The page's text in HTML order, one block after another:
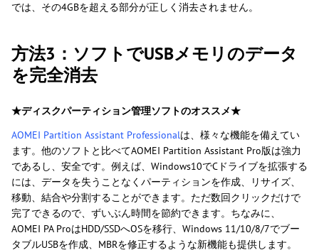
では、その4GBを超える部分が正しく消去されません。
方法3：ソフトでUSBメモリのデータ
を完全消去
★ディスクパーティション管理ソフトのオススメ★
AOMEI Partition Assistant Professionalは、様々な機能を備えてい
ます。他のソフトと比べてAOMEI Partition Assistant Pro版は強力
であるし、安全です。例えば、Windows10でCドライブを拡張する
には、データを失うことなくパーティションを作成、リサイズ、
移動、結合や分割することができます。ただ数回クリックだけで
完了できるので、ずいぶん時間を節約できます。ちなみに、
AOMEI PA ProはHDD/SSDへOSを移行、Windows 11/10/8/7でブー
タブルUSBを作成、MBRを修正するような新機能も提供します。